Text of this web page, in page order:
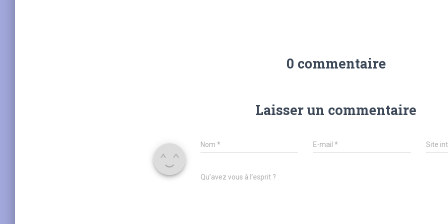
0 commentaire
Laisser un commentaire
Nom * E-mail* Site
Qu’avez vous à l’esprit ?